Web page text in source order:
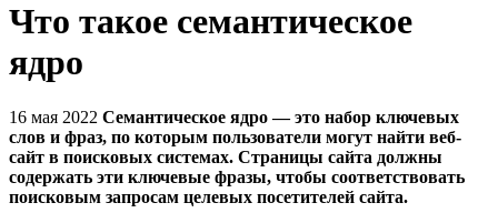
Что такое семантическое
ядро
16 мая 2022 Семантическое ядро — это набор ключевых
слов и фраз, по которым пользователи могут найти веб-
сайт в поисковых системах. Страницы сайта должны
содержать эти ключевые фразы, чтобы соответствовать
поисковым запросам целевых посетителей сайта.